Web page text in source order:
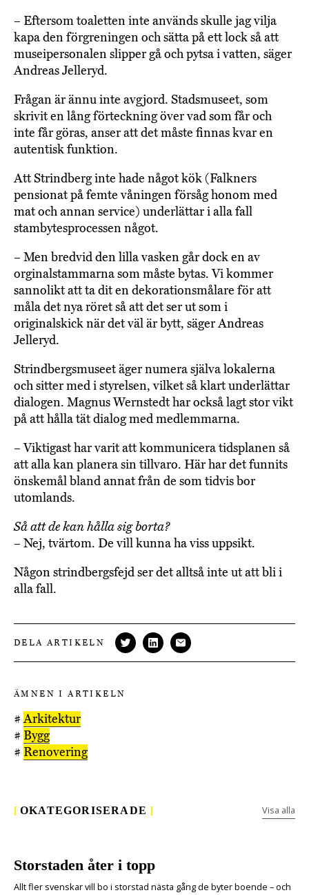
– Eftersom toaletten inte används skulle jag vilja
kapa den förgreningen och sätta på ett lock så att
museipersonalen slipper gå och pytsa i vatten, säger
Andreas Jelleryd.
Frågan är ännu inte avgjord. Stadsmuseet, som
skrivit en lång förteckning över vad som får och
inte får göras, anser att det måste finnas kvar en
autentisk funktion.
Att Strindberg inte hade något kök (Falkners
pensionat på femte våningen försåg honom med
mat och annan service) underlättar i alla fall
stambytesprocessen något.
– Men bredvid den lilla vasken går dock en av
orginalstammarna som måste bytas. Vi kommer
sannolikt att ta dit en dekorationsmålare för att
måla det nya röret så att det ser ut som i
originalskick när det väl är bytt, säger Andreas
Jelleryd.
Strindbergsmuseet äger numera själva lokalerna
och sitter med i styrelsen, vilket så klart underlättar
dialogen. Magnus Wernstedt har också lagt stor vikt
på att hålla tät dialog med medlemmarna.
– Viktigast har varit att kommunicera tidsplanen så
att alla kan planera sin tillvaro. Här har det funnits
önskemål bland annat från de som tidvis bor
utomlands.
Så att de kan hålla sig borta?
– Nej, tvärtom. De vill kunna ha viss uppsikt.
Någon strindbergsfejd ser det alltså inte ut att bli i
alla fall.
DELA ARTIKELN
ÄMNEN I ARTIKELN
#Arkitektur
# Bygg
# Renovering
[ OKATEGORISERADE ] Visa alla
Storstaden åter i topp
Allt fler svenskar vill bo i storstad nästa gång de byter boende – och